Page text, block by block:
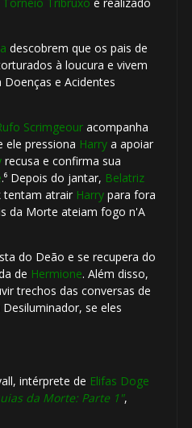
descobrem que os pais de
à loucura e vivem
e Acidentes
Scrimgeouracompanha
ele pressiona Harrya apoiar
recusa e confirma sua
.⁶ Depois do jantar, Belatriz
tentam atrair Harrypara fora
da Morte ateiam fogo n'A
do Deão e se recupera do
de Hermione. Além disso,
trechos das conversas de
se eles
intérprete de Elifas Doge
da Morte: Parte 1",
🎈